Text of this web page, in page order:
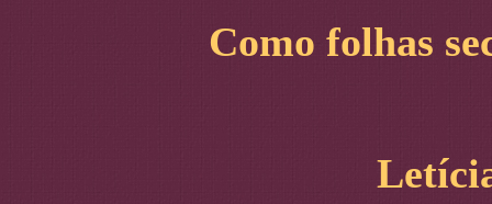
Como folhas